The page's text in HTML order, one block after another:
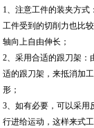
1、注意工件的装夹方
工件受到的切削力也比
轴向上自由伸长；
2、采用合适的跟刀架：
适的跟刀架，来抵消加
形；
3、如有必要，可以采用
行进给运动，这样来式